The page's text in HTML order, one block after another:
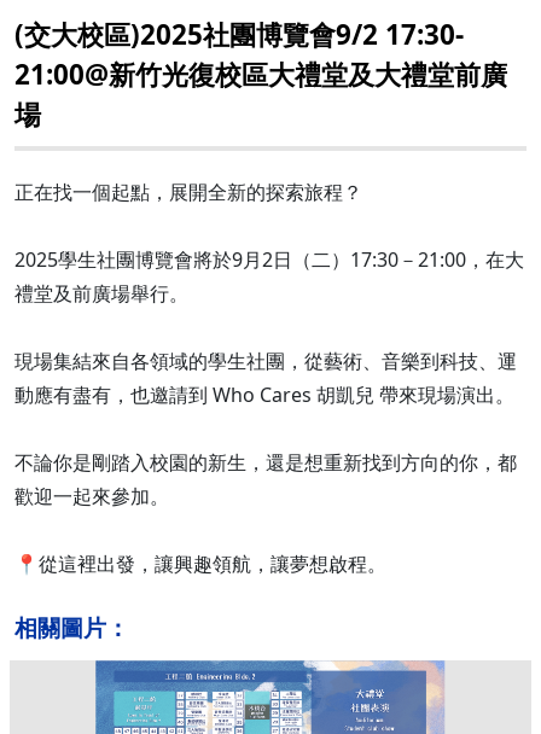
(交大校區)2025社團博覽會9/2 17:30-
21:00@新竹光復校區大禮堂及大禮堂前廣
場
正在找一個起點，展開全新的探索旅程？
2025學生社團博覽會將於9月2日（二）17:30－21:00，在大
禮堂及前廣場舉行。
現場集結來自各領域的學生社團，從藝術、音樂到科技、運
動應有盡有，也邀請到 Who Cares 胡凱兒 帶來現場演出。
不論你是剛踏入校園的新生，還是想重新找到方向的你，都
歡迎一起來參加。
📍從這裡出發，讓興趣領航，讓夢想啟程。
相關圖片：